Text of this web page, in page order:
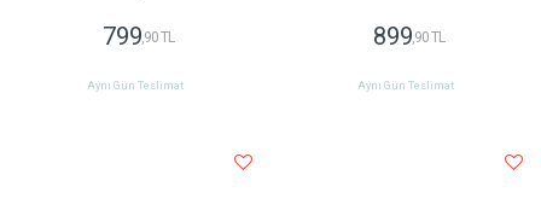
799,90 TL
Aynı Gün Teslimat
899,90 TL
Aynı Gün Teslimat